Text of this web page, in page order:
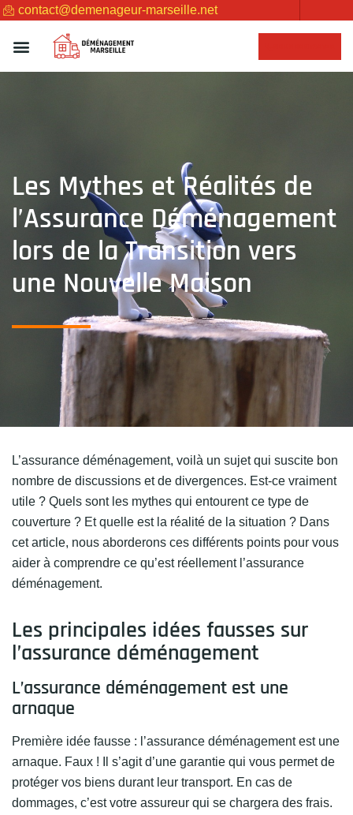
contact@demenageur-marseille.net
Les Mythes et Réalités de
l’Assurance Déménagement
lors de la Transition vers
une Nouvelle Maison
L’assurance déménagement, voilà un sujet qui suscite bon
nombre de discussions et de divergences. Est-ce vraiment
utile ? Quels sont les mythes qui entourent ce type de
couverture ? Et quelle est la réalité de la situation ? Dans
cet article, nous aborderons ces différents points pour vous
aider à comprendre ce qu’est réellement l’assurance
déménagement.
Les principales idées fausses sur
l’assurance déménagement
L’assurance déménagement est une
arnaque
Première idée fausse : l’assurance déménagement est une
arnaque. Faux ! Il s’agit d’une garantie qui vous permet de
protéger vos biens durant leur transport. En cas de
dommages, c’est votre assureur qui se chargera des frais.